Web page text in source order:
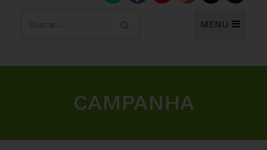
MENU
CAMPANHA